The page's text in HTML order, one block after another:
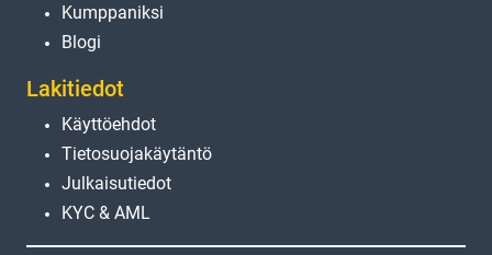
Kumppaniksi
Blogi
Lakitiedot
Käyttöehdot
Tietosuojakäytäntö
Julkaisutiedot
KYC & AML